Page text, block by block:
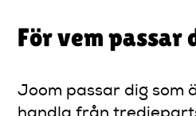
För vem passar
Joom passar dig som